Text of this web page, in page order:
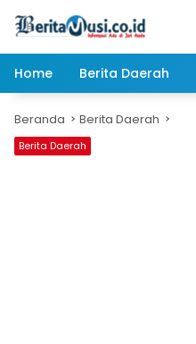
Home
Berita Daerah
Beranda Berita Daerah
Berita Daerah